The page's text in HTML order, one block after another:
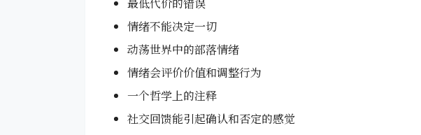
最低代价的错误
情绪不能决定一切
动荡世界中的部落情绪
情绪会评价价值和调整行为
一个哲学上的注释
社交回馈能引起确认和否定的感觉